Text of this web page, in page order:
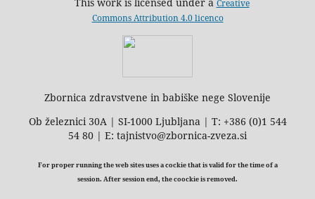
This work is licensed under a Creative
Commons Attribution 4.0 licenco
Zbornica zdravstvene in babiške nege Slovenije
Ob železnici 30A | SI-1000 Ljubljana | T: +386 (0)1 544
54 80 | E: tajnistvo@zbornica-zveza.si
For proper running the web sites uses a cockie that is valid for the time of a
session. After session end, the coockie is removed.